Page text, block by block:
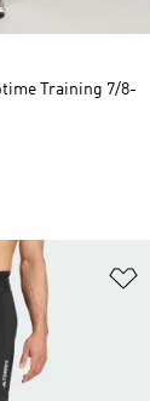
Training 7/8-